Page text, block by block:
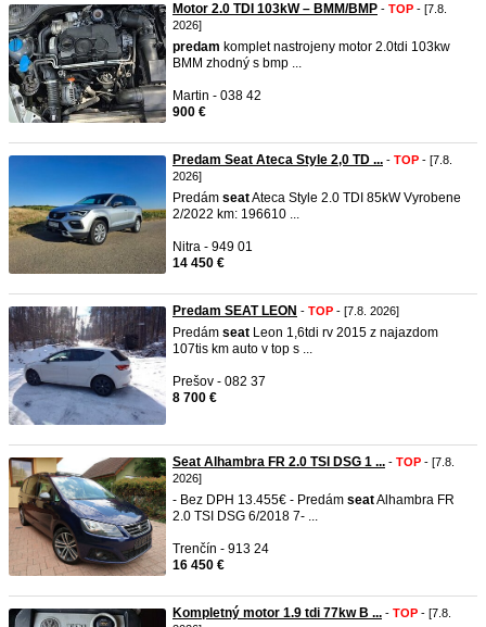
Motor 2.0 TDI 103kW – BMM/BMP - TOP - [7.8.
2026]
predam komplet nastrojeny motor 2.0tdi 103kw
BMM zhodný s bmp ...
Martin - 038 42
900 €
Predam Seat Ateca Style 2,0 TD ... - TOP - [7.8.
2026]
Predám seatAteca Style 2.0 TDI 85kW Vyrobene
2/2022 km: 196610 ...
Nitra - 949 01
14 450 €
Predam SEAT LEON - TOP - [7.8. 2026]
Predám seat Leon 1,6tdi rv 2015 z najazdom
107tis km auto v top s ...
Prešov - 082 37
8 700 €
Seat Alhambra FR 2.0 TSI DSG 1 ... - TOP - [7.8.
2026]
- Bez DPH 13.455€ - Predám seatAlhambra FR
2.0 TSI DSG 6/2018 7- ...
Trenčín - 913 24
16 450 €
Kompletný motor 1.9 tdi 77kw B ... - TOP - [7.8.